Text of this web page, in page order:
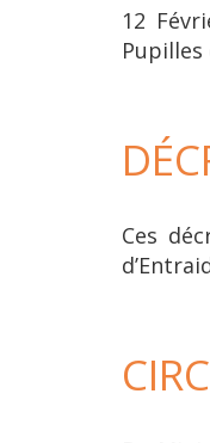
12
Pupilles
Ces